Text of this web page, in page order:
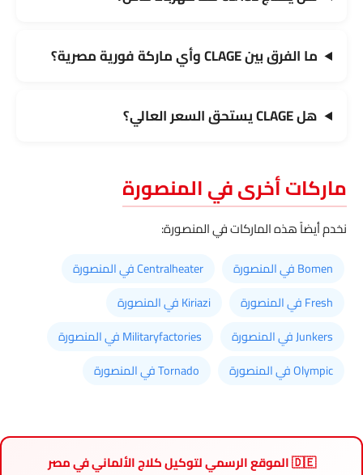
ما الفرق بين CLAGE وأي ماركة فورية مصرية؟
هل CLAGE يستحق السعر العالي؟
ماركات أخرى في المنصورة
نخدم أيضاً هذه الماركات في المنصورة:
Bomen في المنصورة
Centralheater في المنصورة
Fresh في المنصورة
Kiriazi في المنصورة
Junkers في المنصورة
Militaryfactories في المنصورة
Olympic في المنصورة
Tornado في المنصورة
🇩🇪 الموقع الرسمي لتوكيل كلاج الألماني في مصر